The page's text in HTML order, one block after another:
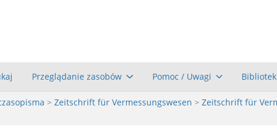
Przeglądanie zasobów Pomoc / Uwagi
> Zeitschrift für Vermessungswesen > Zeitschrift für